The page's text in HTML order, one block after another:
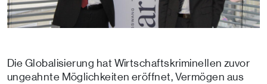
Die Globalisierung hat Wirtschaftskriminellen zuvor
ungeahnte Möglichkeiten eröffnet, Vermögen aus